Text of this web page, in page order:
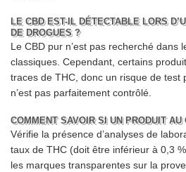
LE CBD EST-IL DÉTECTABLE LORS
DE DROGUES ?
Le CBD pur n’est pas recherché dans
classiques. Cependant, certains
traces de THC, donc un risque de test
n’est pas parfaitement contrôlé.
COMMENT SAVOIR SI UN PRODUIT
Vérifie la présence d’analyses de
taux de THC (doit être inférieur à 0,3
les marques transparentes sur la